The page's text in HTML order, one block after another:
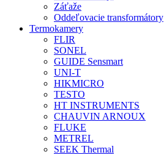
Záťaže
Oddeľovacie transformátory
Termokamery
FLIR
SONEL
GUIDE Sensmart
UNI-T
HIKMICRO
TESTO
HT INSTRUMENTS
CHAUVIN ARNOUX
FLUKE
METREL
SEEK Thermal